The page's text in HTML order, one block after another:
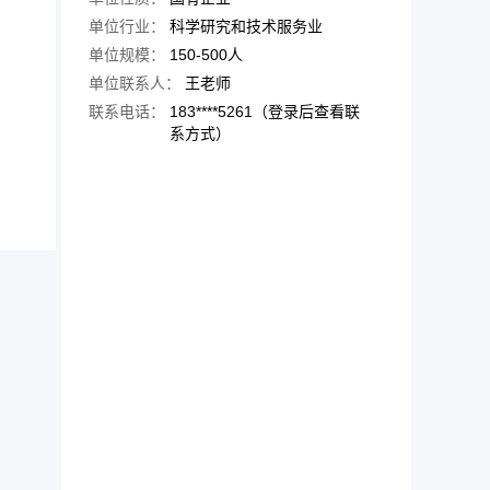
单位行业：
科学研究和技术服务业
单位规模：
150-500人
单位联系人：
王老师
联系电话：
183****5261（登录后查看联
系方式）